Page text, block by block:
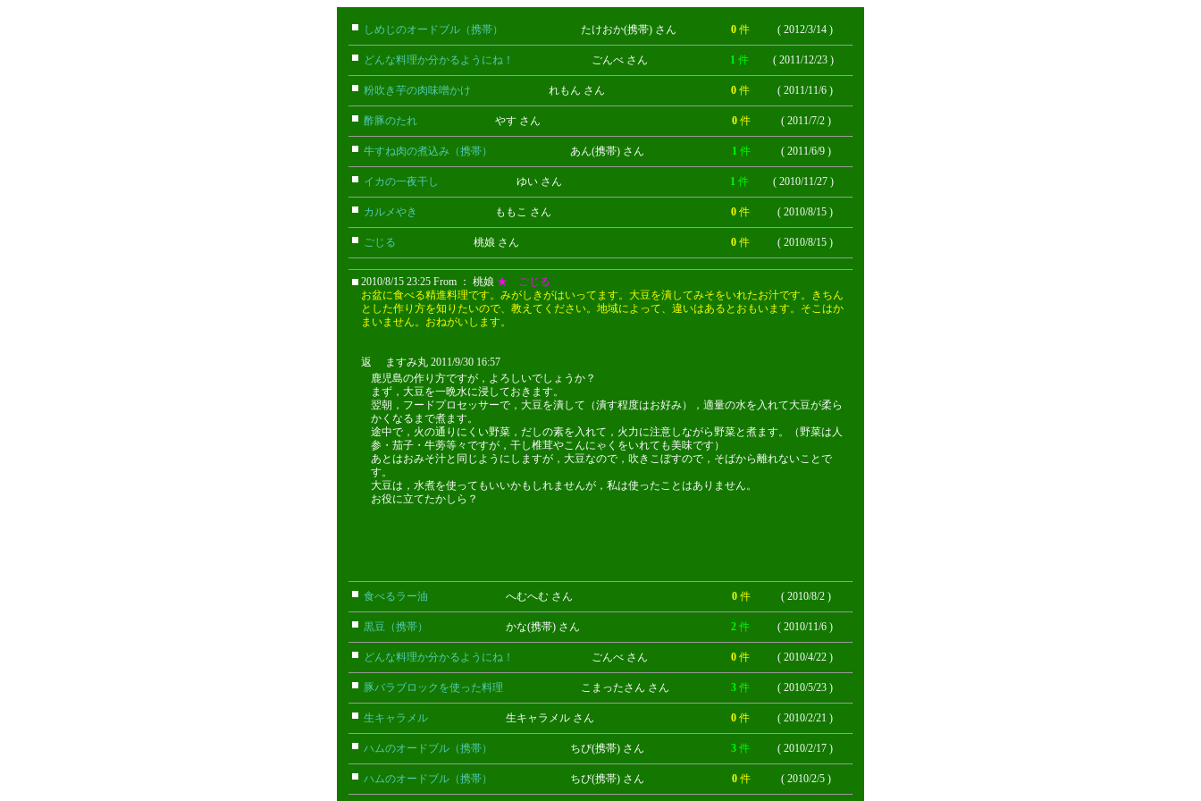
しめじのオードブル（携帯） たけおか(携帯) さん 0 件 ( 2012/3/14 )
どんな料理か分かるようにね！ ごんべ さん 1件 ( 2011/12/23 )
粉吹き芋の肉味噌かけ れもん さん 0 件 ( 2011/11/6 )
酢豚のたれ やす さん 0 件 ( 2011/7/2 )
牛すね肉の煮込み（携帯） あん(携帯) さん 1 件 ( 2011/6/9 )
イカの一夜干し ゆい さん 1件 ( 2010/11/27 )
カルメやき ももこ さん 0 件 ( 2010/8/15 )
ごじる 桃娘 さん 0 件 ( 2010/8/15 )
2010/8/15 23:25 From ： 桃娘 ★ ごじる
お盆に食べる精進料理です。みがしきがはいってます。大豆を潰してみそをいれたお汁です。きちん
とした作り方を知りたいので、教えてください。地域によって、違いはあるとおもいます。そこはか
まいません。おねがいします。
返 ますみ丸 2011/9/30 16:57
鹿児島の作り方ですが，よろしいでしょうか？
まず，大豆を一晩水に浸しておきます。
翌朝，フードプロセッサーで，大豆を潰して（潰す程度はお好み），適量の水を入れて大豆が柔ら
かくなるまで煮ます。
途中で，火の通りにくい野菜，だしの素を入れて，火力に注意しながら野菜と煮ます。（野菜は人
参・茄子・牛蒡等々ですが，干し椎茸やこんにゃくをいれても美味です）
あとはおみそ汁と同じようにしますが，大豆なので，吹きこぼすので，そばから離れないことで
す。
大豆は，水煮を使ってもいいかもしれませんが，私は使ったことはありません。
お役に立てたかしら？
食べるラー油 へむへむ さん 0 件 ( 2010/8/2 )
黒豆（携帯） かな(携帯) さん 2 件 ( 2010/11/6 )
どんな料理か分かるようにね！ ごんべ さん 0 件 ( 2010/4/22 )
豚バラブロックを使った料理 こまったさん さん 3 件 ( 2010/5/23 )
生キャラメル 生キャラメル さん 0 件 ( 2010/2/21 )
ハムのオードブル（携帯） ちび(携帯) さん 3 件 ( 2010/2/17 )
ハムのオードブル（携帯） ちび(携帯) さん 0 件 ( 2010/2/5 )